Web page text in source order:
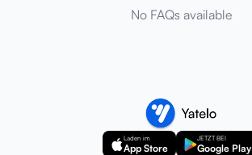
No FAQs available
Laden im
App Store
JETZT BEI
Google Play